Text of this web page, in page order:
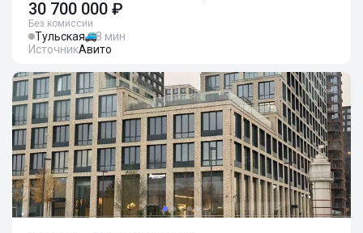
30 700 000 ₽
Без комиссии
Тульская
8 мин
ИсточникАвито